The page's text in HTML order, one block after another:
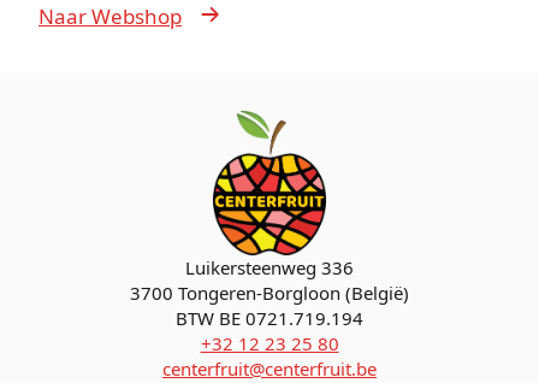
Naar Webshop
Luikersteenweg 336
3700 Tongeren-Borgloon (België)
BTW BE 0721.719.194
+32 12 23 25 80
centerfruit@centerfruit.be